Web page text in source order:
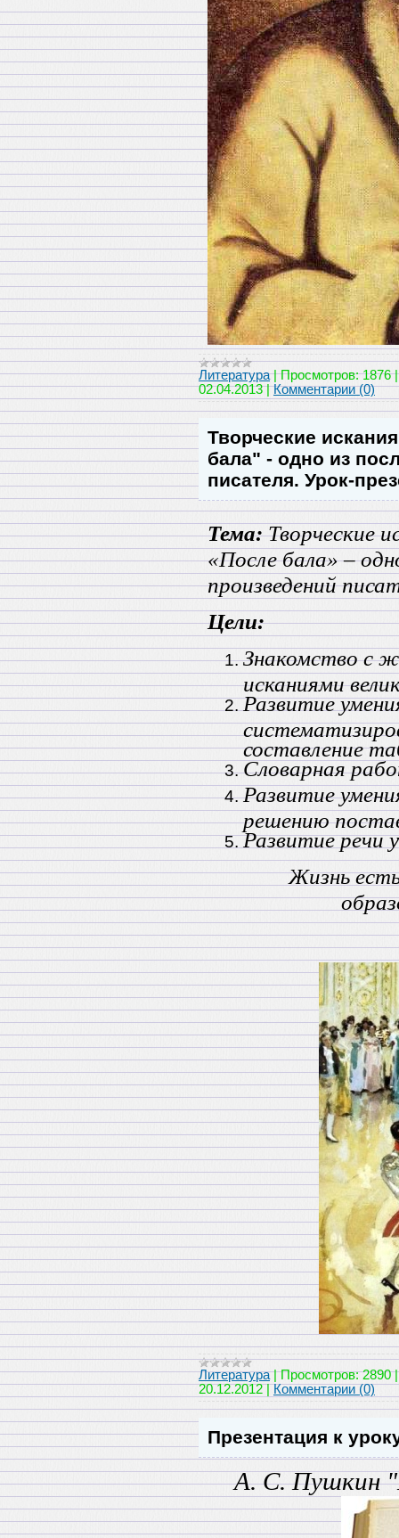
Литература|Просмотров: 1876
02.04.2013 |Комментарии (0)
Творческие
бала" - одно из
писателя. Урок-
Тема:Творческие
«После бала» –
произведений
Цели:
Знакомство с
исканиями
Развитие
составление
Словарная
Развитие
решению
Развитие речи
Жизнь
Литература|Просмотров: 2890
20.12.2012 |Комментарии (0)
Презентация к
А. С. Пушкин